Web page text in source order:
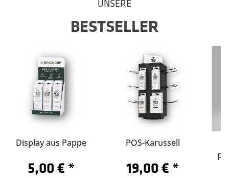
UNSERE
BESTSELLER
Display aus Pappe
5,00 € *
POS-Karussell
19,00 € *